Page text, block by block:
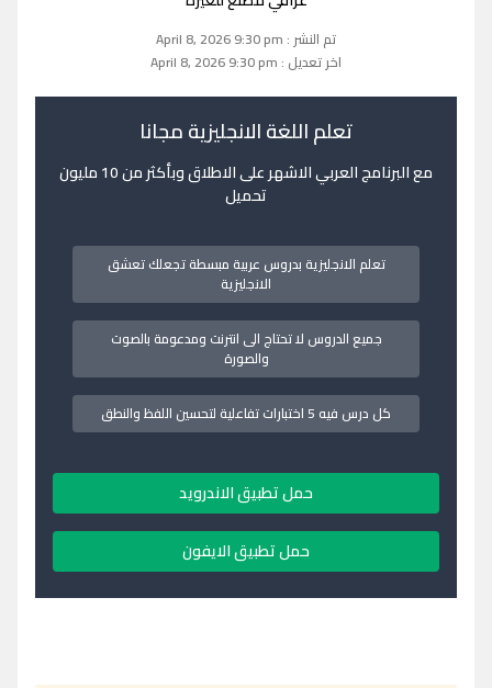
تم النشر : April 8, 2026 9:30 pm
اخر تعديل : April 8, 2026 9:30 pm
تعلم اللغة الانجليزية مجانا
مع البرنامج العربي الاشهر على الاطلاق وبأكثر من 10 مليون
تحميل
تعلم الانجليزية بدروس عربية مبسطة تجعلك تعشق
الانجليزية
جميع الدروس لا تحتاج الى انترنت ومدعومة بالصوت
والصورة
كل درس فيه 5 اختبارات تفاعلية لتحسين اللفظ والنطق
حمل تطبيق الاندرويد
حمل تطبيق الايفون